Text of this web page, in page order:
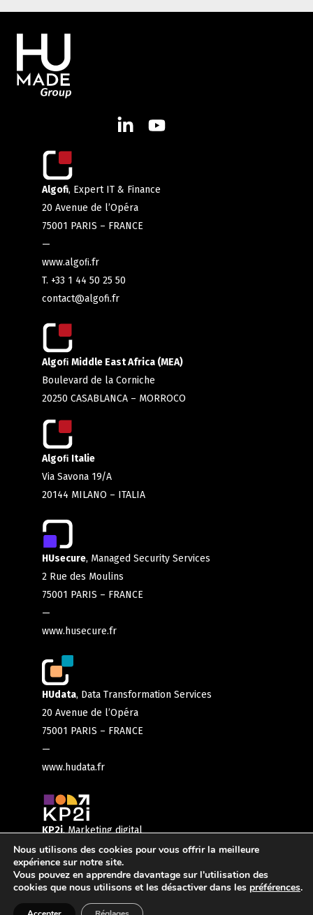
Retourner sur ma sélection
Algofi, Expert IT & Finance
20 Avenue de l’Opéra
75001 PARIS – FRANCE
—
www.algoﬁ.fr
T. +33 1 44 50 25 50
contact@algofi.fr
Algoﬁ Middle East Africa (MEA)
Boulevard de la Corniche
20250 CASABLANCA – MORROCO
Algoﬁ Italie
Via Savona 19/A
20144 MILANO – ITALIA
HUsecure, Managed Security Services
2 Rue des Moulins
75001 PARIS – FRANCE
—
www.husecure.fr
HUdata, Data Transformation Services
20 Avenue de l’Opéra
75001 PARIS – FRANCE
—
www.hudata.fr
KP2i, Marketing digital
56 boulevard de la mission marchand
92400 COURBEVOIE – FRANCE
—
www.kp2i.com
Nous utilisons des cookies pour vous offrir la meilleure
expérience sur notre site.
Vous pouvez en apprendre davantage sur l'utilisation des
cookies que nous utilisons et les désactiver dans les préférences.